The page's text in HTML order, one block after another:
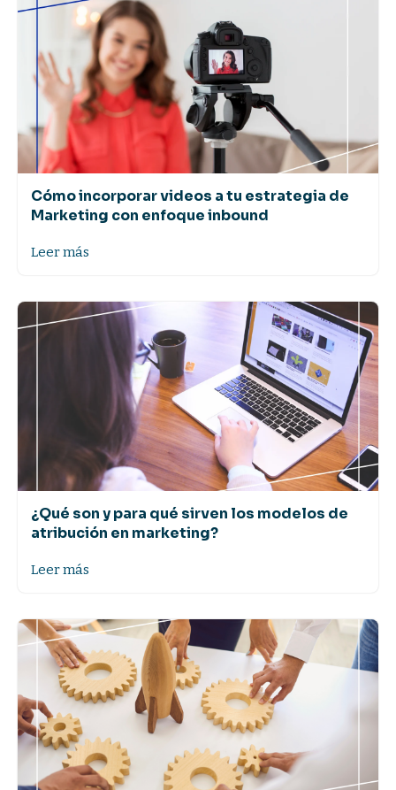
Cómo incorporar videos a tu estrategia de
Marketing con enfoque inbound
Leer más
¿Qué son y para qué sirven los modelos de
atribución en marketing?
Leer más